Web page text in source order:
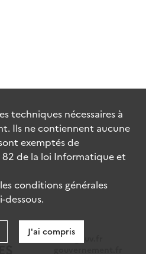
data.gouv.fr
techniques nécessaires à
Ils ne contiennent aucune
exemptés de
de la loi Informatique et
conditions générales
dessous.
J'ai compris